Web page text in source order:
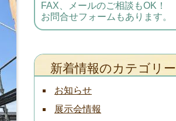
FAX、メールのご相談もOK！
お問合せフォームもあります。
新着情報のカテゴリー
お知らせ
展示会情報